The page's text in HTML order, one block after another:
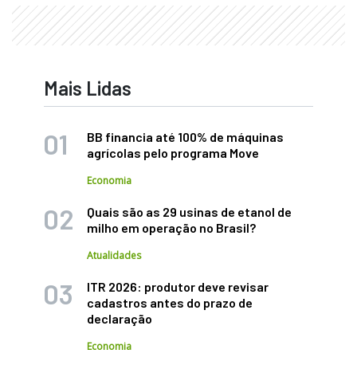
Mais Lidas
BB financia até 100% de máquinas
agrícolas pelo programa Move
Economia
Quais são as 29 usinas de etanol de
milho em operação no Brasil?
Atualidades
ITR 2026: produtor deve revisar
cadastros antes do prazo de
declaração
Economia